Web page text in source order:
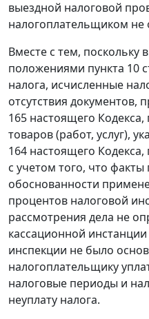
выездной налоговой
налогоплательщиком не
Вместе с тем, поскольку
положениями пункта 10
налога, исчисленные
отсутствия документов,
165 настоящего
товаров (работ, услуг),
164 настоящего
с учетом того, что
обоснованности
процентов налоговой
рассмотрения дела не
кассационной
инспекции не было
налогоплательщику
налоговые периоды и
неуплату налога.